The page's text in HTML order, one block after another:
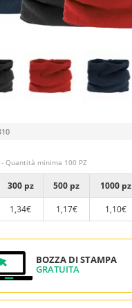
- Quantità minima 100 PZ
300 pz 500 pz 1000 pz
1,34€ 1,17€ 1,10€
BOZZA DI STAMPA
GRATUITA